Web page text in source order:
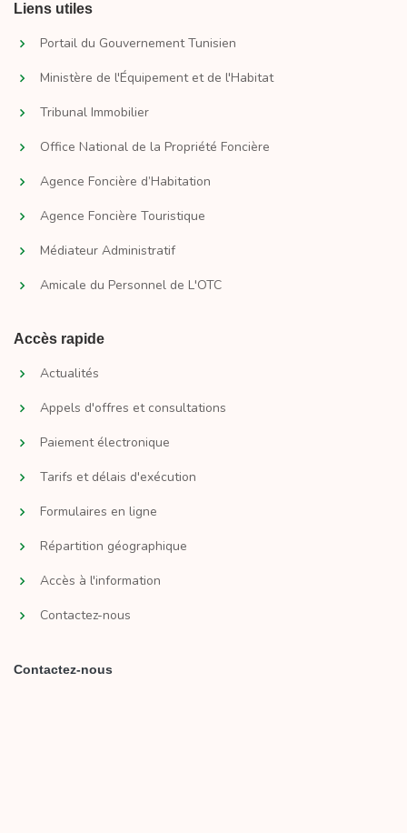
Liens utiles
Portail du Gouvernement Tunisien
Ministère de l'Équipement et de l'Habitat
Tribunal Immobilier
Office National de la Propriété Foncière
Agence Foncière d’Habitation
Agence Foncière Touristique
Médiateur Administratif
Amicale du Personnel de L'OTC
Accès rapide
Actualités
Appels d'offres et consultations
Paiement électronique
Tarifs et délais d'exécution
Formulaires en ligne
Répartition géographique
Accès à l'information
Contactez-nous
Contactez-nous